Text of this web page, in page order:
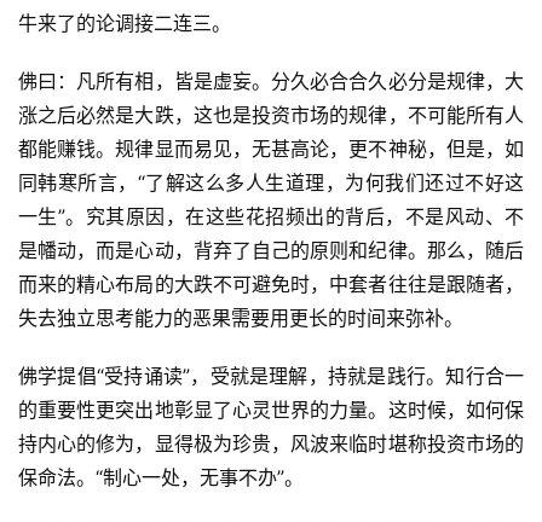
牛来了的论调接二连三。
佛曰：凡所有相，皆是虚妄。分久必合合久必分是规律，大
涨之后必然是大跌，这也是投资市场的规律，不可能所有人
都能赚钱。规律显而易见，无甚高论，更不神秘，但是，如
同韩寒所言， “了解这么多人生道理，为何我们还过不好这
一生”。究其原因，在这些花招频出的背后，不是风动、不
是幡动，而是心动，背弃了自己的原则和纪律。那么，随后
而来的精心布局的大跌不可避免时，中套者往往是跟随者，
失去独立思考能力的恶果需要用更长的时间来弥补。
佛学提倡“受持诵读”，受就是理解，持就是践行。知行合一
的重要性更突出地彰显了心灵世界的力量。这时候，如何保
持内心的修为，显得极为珍贵，风波来临时堪称投资市场的
保命法。“制心一处，无事不办”。